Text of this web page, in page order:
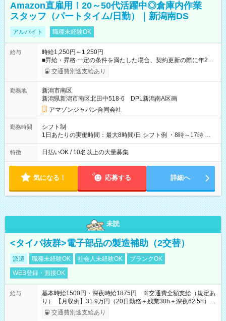
Amazon直雇用！20～50代活躍中◎倉庫内作業
スタッフ（パートタイム/日勤）｜新潟南DS
アルバイト 職種未経験OK
給与
時給1,250円～1,250円
■昇給・昇格 一定の条件を満たした場合、契約更新の際に年2回
まで昇給の機会があります。 ■正社員登用制度あり ※月末締/翌
月25日支払い ※時間外手当、別途支給 ※深夜割増賃金 (22:00～
☆Amazon直雇用で安定して働けます！ 【試用期間】試用期間
あり 試用期間の長さ：1週間 雇用形態、給与は本採用時と同じ
です。
交通費別途支給あり
勤務地
新潟市南区
新潟県新潟市南区北田中518-6 DPL新潟南A区画
アマゾンジャパン合同会社
勤務時間
シフト制
1日あたりの実働時間：最大8時間/日 シフト例 ・8時～17時 ・
12時～21時
特徴 日払いOK / 10名以上の大量募集
気になる！ 応募する 詳細へ
未読
<タイパ抜群>電子部品の製造補助（2交替）
派遣 職種未経験OK 社会人未経験OK
ブランクOK
WEB登録・面接OK
給与
基本時給1500円・深夜時給1875円 ※交通費全額支給（規定あ
り） 【月収例】31.9万円（20日勤務＋残業30h＋深夜62.5h）
※7ヶ月目以降は基本時給1450円となります。
交通費別途支給あり